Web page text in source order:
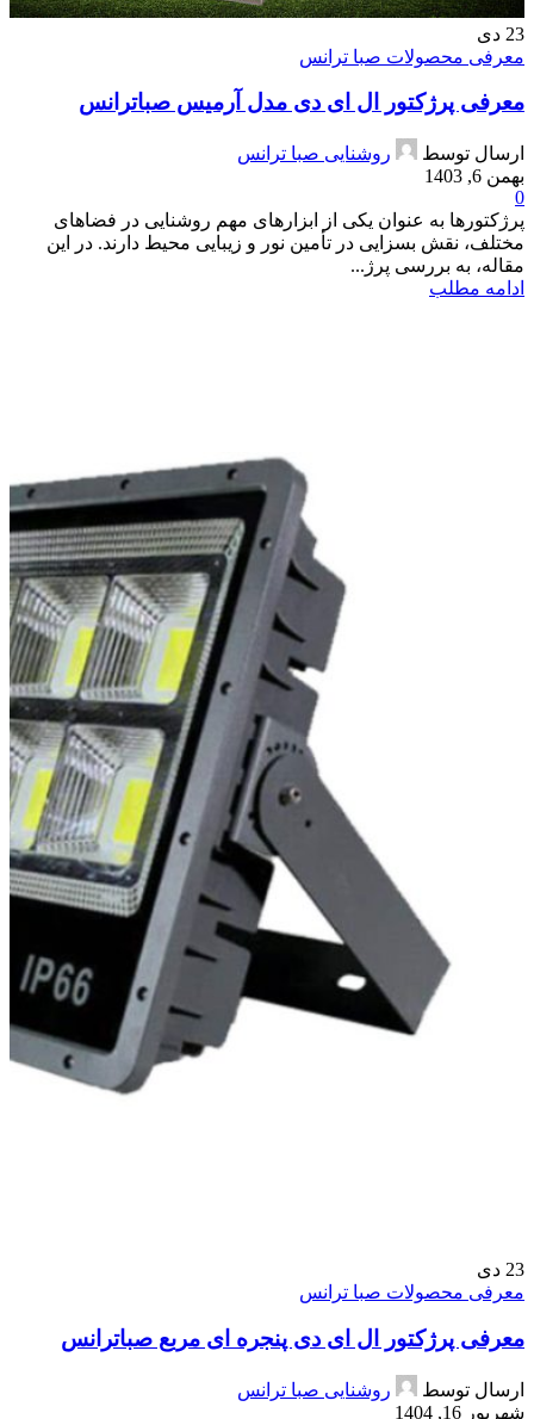
23 دی
معرفی محصولات صبا ترانس
معرفی پرژکتور ال ای دی مدل آرمیس صباترانس
ارسال توسط
روشنایی صبا ترانس
بهمن 6, 1403
0
پرژکتورها به عنوان یکی از ابزارهای مهم روشنایی در فضاهای
مختلف، نقش بسزایی در تأمین نور و زیبایی محیط دارند. در این
مقاله، به بررسی پرژ...
ادامه مطلب
23 دی
معرفی محصولات صبا ترانس
معرفی پرژکتور ال ای دی پنجره ای مربع صباترانس
ارسال توسط
روشنایی صبا ترانس
شهریور 16, 1404